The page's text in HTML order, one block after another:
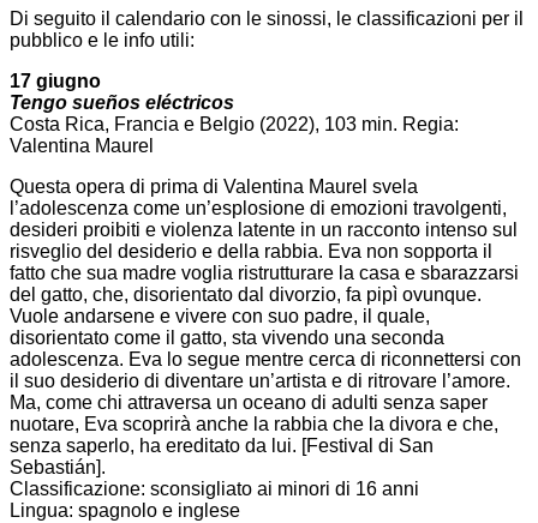
Di seguito il calendario con le sinossi, le classificazioni per il
pubblico e le info utili:
17 giugno
Tengo sueños eléctricos
Costa Rica, Francia e Belgio (2022), 103 min. Regia:
Valentina Maurel
Questa opera di prima di Valentina Maurel svela
l’adolescenza come un’esplosione di emozioni travolgenti,
desideri proibiti e violenza latente in un racconto intenso sul
risveglio del desiderio e della rabbia. Eva non sopporta il
fatto che sua madre voglia ristrutturare la casa e sbarazzarsi
del gatto, che, disorientato dal divorzio, fa pipì ovunque.
Vuole andarsene e vivere con suo padre, il quale,
disorientato come il gatto, sta vivendo una seconda
adolescenza. Eva lo segue mentre cerca di riconnettersi con
il suo desiderio di diventare un’artista e di ritrovare l’amore.
Ma, come chi attraversa un oceano di adulti senza saper
nuotare, Eva scoprirà anche la rabbia che la divora e che,
senza saperlo, ha ereditato da lui. [Festival di San
Sebastián].
Classificazione: sconsigliato ai minori di 16 anni
Lingua: spagnolo e inglese